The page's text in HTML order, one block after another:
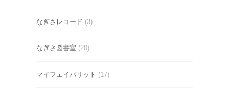
なぎさレコード (3)
なぎさ図書室 (20)
マイフェイバリット (17)